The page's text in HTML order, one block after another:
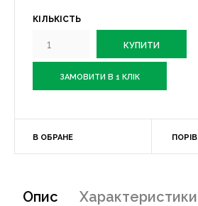
КІЛЬКІСТЬ
ЗАМОВИТИ В 1 КЛІК
В ОБРАНЕ
Опис Характеристики